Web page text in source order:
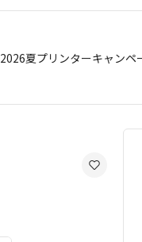
2026夏プリンターキャンペ